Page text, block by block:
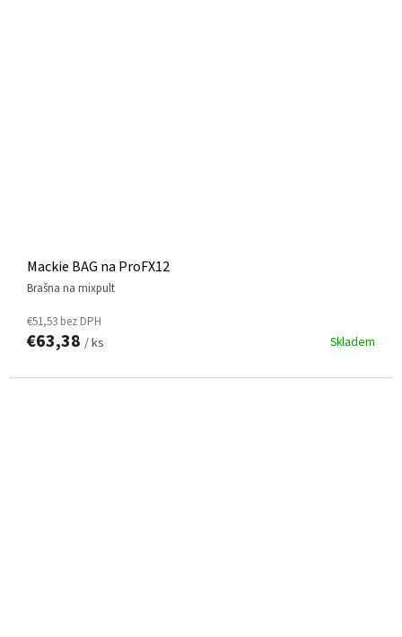
Mackie BAG na ProFX12
brašna na mixpult
Skladem
€51,53 bez DPH
€63,38 / ks